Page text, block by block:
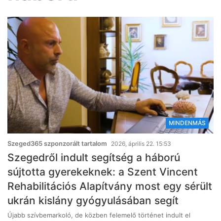
MINDENMÁS
Szeged365 szponzorált tartalom 2026, április 22. 15:53
Szegedről indult segítség a háború
sújtotta gyerekeknek: a Szent Vincent
Rehabilitációs Alapítvány most egy sérült
ukrán kislány gyógyulásában segít
Újabb szívbemarkoló, de közben felemelő történet indult el